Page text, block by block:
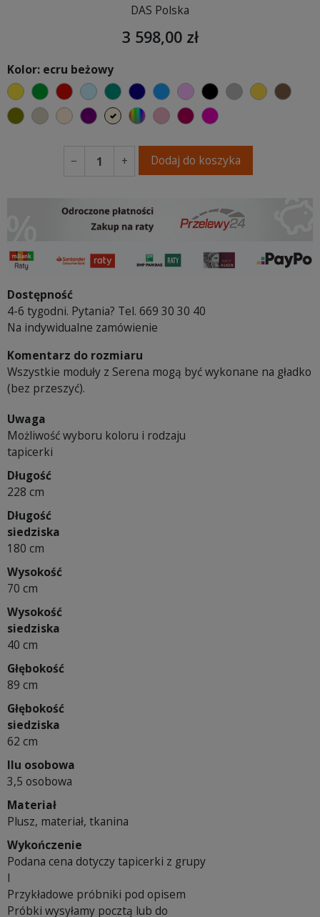
DAS Polska
3 598,00 zł
Kolor: ecru beżowy
żółtyzielonyczerwony
błękitnyturkusowygranatowyniebieski
różowyczarnyszary
oliwkowy
beżowyciepły kremowy
fioletowa purpura
ecru beżowy
wybór koloru
brudny róż
burgundfuksja
− + Dodaj do koszyka
Dostępność
4-6 tygodni. Pytania? Tel. 669 30 30 40
Na indywidualne zamówienie
Komentarz do rozmiaru
Wszystkie moduły z Serena mogą być wykonane na gładko
(bez przeszyć).
Uwaga
Możliwość wyboru koloru i rodzaju
tapicerki
Długość
228 cm
Długość
siedziska
180 cm
Wysokość
70 cm
Wysokość
siedziska
40 cm
Głębokość
89 cm
Głębokość
siedziska
62 cm
Ilu osobowa
3,5 osobowa
Materiał
Plusz, materiał, tkanina
Wykończenie
Podana cena dotyczy tapicerki z grupy
I
Przykładowe próbniki pod opisem
Próbki wysyłamy pocztą lub do